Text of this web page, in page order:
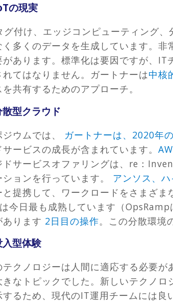
の現実
グ付け、エッジコンピューティング
く多くのデータを生成しています。
があります。標準化は要因ですが、
れてはなりません。ガートナーは中核
を共有するためのアプローチ。
散型クラウド
ジウムでは、 ガートナーは、2020年
サービスの成長が含まれています。
ドサービスオファリングは、re：
ションを行っています。 アンソス 、
と提携して、ワークロードをさまざ
今日最も成熟しています（
あります 2日目の操作。この分散環境
入型体験
クノロジーは人間に適応する必要が
きなトピックでした。新しいテクノ
するため、現代のIT運用チームには